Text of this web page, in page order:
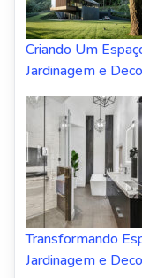
Criando Um
Jardinagem e
Transformando
Jardinagem e